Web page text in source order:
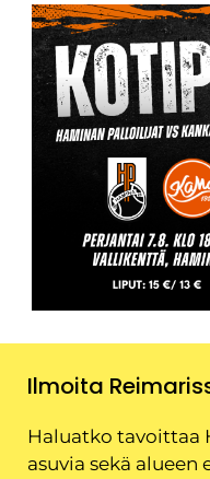
Ilmoita
Haluatko tavoittaa
asuvia sekä alueen